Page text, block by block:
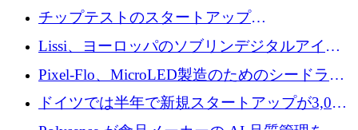
立したAIライティングのスタートアップが
1,300万ドルのシード投資を調達
チップテストのスタートアップ
QuantumDiamondsが株式資金で1,500万ユーロ
を調達
Lissi、ヨーロッパのソブリンデジタルアイデ
ンティティの未来を推進するために350万ユー
ロを調達
Pixel-Flo、MicroLED製造のためのシードラウ
ンドで525万ポンドを獲得
ドイツでは半年で新規スタートアップが3,000
社という記録を目の当たりにし、涙を流すハ